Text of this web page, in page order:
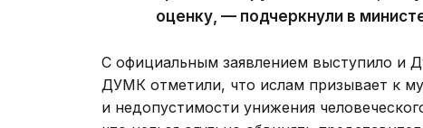
оценку, — подчеркнули в
С официальным заявлением выступило и
ДУМК отметили, что ислам призывает к
и недопустимости унижения